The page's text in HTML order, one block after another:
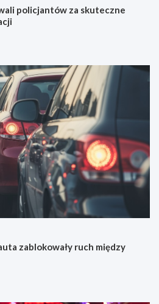
policjantów za skuteczne
zablokowały ruch między